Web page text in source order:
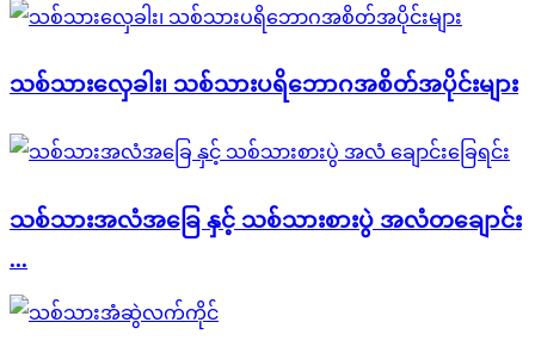
သစ်သားလှေခါး၊ သစ်သားပရိဘောဂအစိတ်အပိုင်းများ
သစ်သားအလံအခြေ နှင့် သစ်သားစားပွဲ အလံတချောင်း
...